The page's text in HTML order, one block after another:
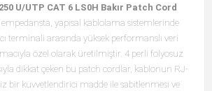
U/UTP CAT 6 LS0H Bakır Patch Cord
yapısal kablolama sistemlerinde
terminali arasında yüksek performanslı veri
özel olarak üretilmiştir. 4 perli folyosuz
dikkat çeken bu patch cordlar, kablonun RJ-
bir kuvvetlendirici madde ile sabitlenmesi ve